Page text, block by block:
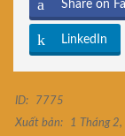
Share on
LinkedIn
ID:
7775
Xuất bản:
1 Tháng